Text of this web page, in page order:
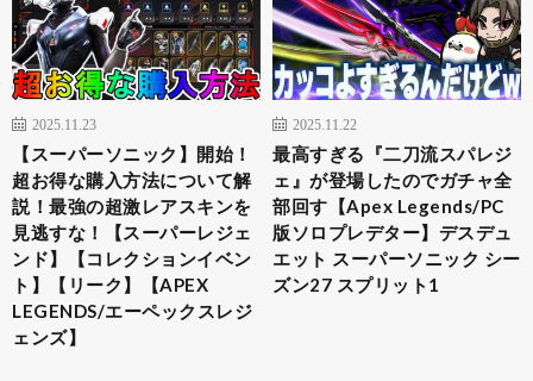
2025.11.23
【スーパーソニック】開始！
超お得な購入方法について解
説！最強の超激レアスキンを
見逃すな！【スーパーレジェ
ンド】【コレクションイベン
ト】【リーク】【APEX
LEGENDS/エーペックスレジ
ェンズ】
2025.11.22
最高すぎる『二刀流スパレジ
ェ』が登場したのでガチャ全
部回す【Apex Legends/PC
版ソロプレデター】デスデュ
エット スーパーソニック シー
ズン27 スプリット1